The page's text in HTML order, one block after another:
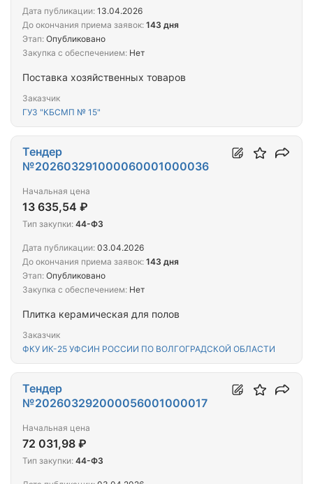
Поставка хозяйственных товаров
Заказчик
ГУЗ "КБСМП № 15"
Дата публикации: 13.04.2026
До окончания приема заявок: 143 дня
Этап: Опубликовано
Закупка с обеспечением: Нет
Плитка керамическая для полов
Заказчик
ФКУ ИК-25 УФСИН РОССИИ ПО ВОЛГОГРАДСКОЙ ОБЛАСТИ
Тендер
№202603291000060001000036
Начальная цена
13 635,54 ₽
Тип закупки: 44-ФЗ
Дата публикации: 03.04.2026
До окончания приема заявок: 143 дня
Этап: Опубликовано
Закупка с обеспечением: Нет
Тендер
№202603292000056001000017
Начальная цена
72 031,98 ₽
Тип закупки: 44-ФЗ